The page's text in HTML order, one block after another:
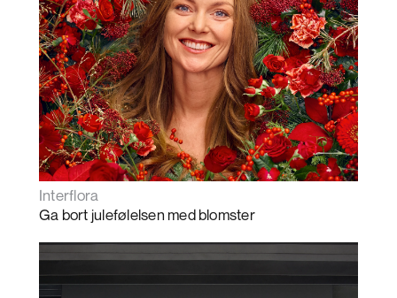
Interflora
Ga bort julefølelsen med blomster